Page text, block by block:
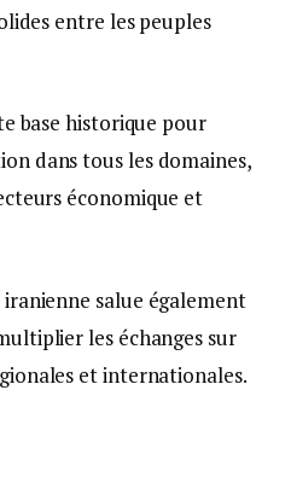
entre les peuples
base historique pour
dans tous les domaines,
économique et
salue également
les échanges sur
et internationales.